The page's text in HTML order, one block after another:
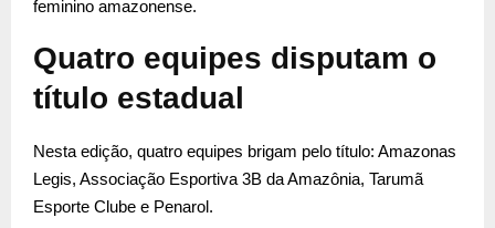
feminino amazonense.
Quatro equipes disputam o
título estadual
Nesta edição, quatro equipes brigam pelo título: Amazonas
Legis, Associação Esportiva 3B da Amazônia, Tarumã
Esporte Clube e Penarol.